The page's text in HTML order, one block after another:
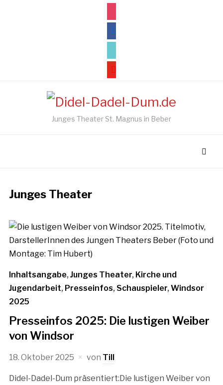
facebook
youtube
Junges Theater St. Magnus in Beber
Junges Theater
Inhaltsangabe, Junges Theater, Kirche und
Jugendarbeit, Presseinfos, Schauspieler, Windsor
2025
Presseinfos 2025: Die lustigen Weiber
von Windsor
18. Oktober 2025 von Till
Didel-Dadel-Dum präsentiert:Die lustigen Weiber von